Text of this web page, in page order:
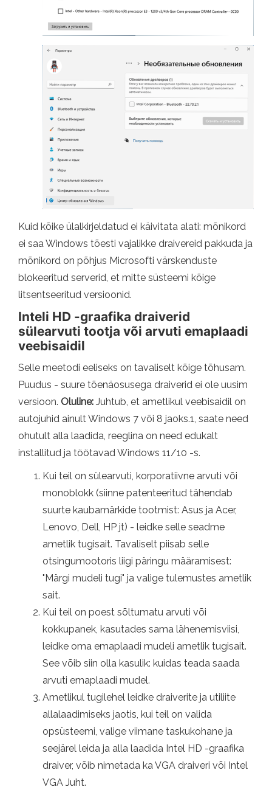
Kuid kõike ülalkirjeldatud ei käivitata alati: mõnikord
ei saa Windows tõesti vajalikke draivereid pakkuda ja
mõnikord on põhjus Microsofti värskenduste
blokeeritud serverid, et mitte süsteemi kõige
litsentseeritud versioonid.
Inteli HD -graafika draiverid
sülearvuti tootja või arvuti emaplaadi
veebisaidil
Selle meetodi eeliseks on tavaliselt kõige tõhusam.
Puudus - suure tõenäosusega draiverid ei ole uusim
versioon. Oluline: Juhtub, et ametlikul veebisaidil on
autojuhid ainult Windows 7 või 8 jaoks.1, saate need
ohutult alla laadida, reeglina on need edukalt
installitud ja töötavad Windows 11/10 -s.
Kui teil on sülearvuti, korporatiivne arvuti või
monoblokk (siinne patenteeritud tähendab
suurte kaubamärkide tootmist: Asus ja Acer,
Lenovo, Dell, HP jt) - leidke selle seadme
ametlik tugisait. Tavaliselt piisab selle
otsingumootoris liigi päringu määramisest:
"Märgi mudeli tugi" ja valige tulemustes ametlik
sait.
Kui teil on poest sõltumatu arvuti või
kokkupanek, kasutades sama lähenemisviisi,
leidke oma emaplaadi mudeli ametlik tugisait.
See võib siin olla kasulik: kuidas teada saada
arvuti emaplaadi mudel.
Ametlikul tugilehel leidke draiverite ja utiliite
allalaadimiseks jaotis, kui teil on valida
opsüsteemi, valige viimane taskukohane ja
seejärel leida ja alla laadida Intel HD -graafika
draiver, võib nimetada ka VGA draiveri või Intel
VGA Juht.